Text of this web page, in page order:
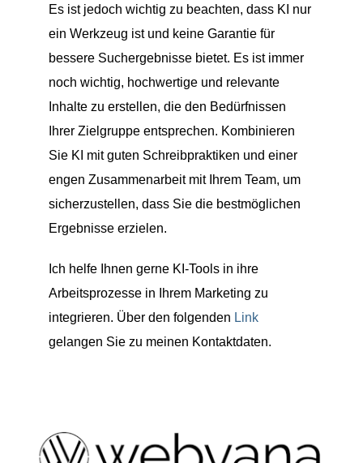
Es ist jedoch wichtig zu beachten, dass KI nur
ein Werkzeug ist und keine Garantie für
bessere Suchergebnisse bietet. Es ist immer
noch wichtig, hochwertige und relevante
Inhalte zu erstellen, die den Bedürfnissen
Ihrer Zielgruppe entsprechen. Kombinieren
Sie KI mit guten Schreibpraktiken und einer
engen Zusammenarbeit mit Ihrem Team, um
sicherzustellen, dass Sie die bestmöglichen
Ergebnisse erzielen.
Ich helfe Ihnen gerne KI-Tools in ihre
Arbeitsprozesse in Ihrem Marketing zu
integrieren. Über den folgenden Link
gelangen Sie zu meinen Kontaktdaten.